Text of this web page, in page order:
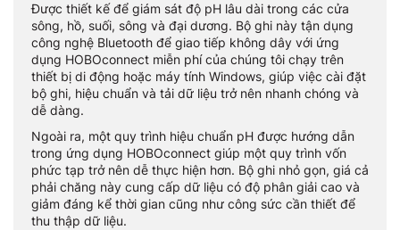
Được thiết kế để giám sát độ pH lâu dài trong các cửa
sông, hồ, suối, sông và đại dương. Bộ ghi này tận dụng
công nghệ Bluetooth để giao tiếp không dây với ứng
dụng HOBOconnect miễn phí của chúng tôi chạy trên
thiết bị di động hoặc máy tính Windows, giúp việc cài đặt
bộ ghi, hiệu chuẩn và tải dữ liệu trở nên nhanh chóng và
dễ dàng.
Ngoài ra, một quy trình hiệu chuẩn pH được hướng dẫn
trong ứng dụng HOBOconnect giúp một quy trình vốn
phức tạp trở nên dễ thực hiện hơn. Bộ ghi nhỏ gọn, giá cả
phải chăng này cung cấp dữ liệu có độ phân giải cao và
giảm đáng kể thời gian cũng như công sức cần thiết để
thu thập dữ liệu.